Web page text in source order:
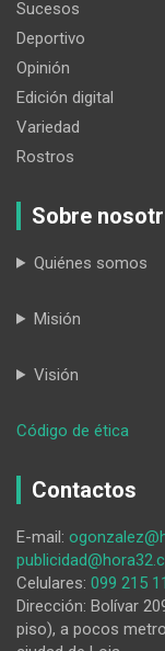
Sucesos
Deportivo
Opinión
Edición digital
Variedad
Rostros
Sobre
Quiénes somos
Misión
Visión
Código de ética
27
es
la
Contactos
E-mail:
Celulares: 099 215
Dirección: Bolívar
piso), a pocos